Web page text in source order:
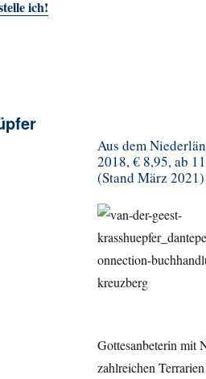
ich!
Aus dem
2018, € 8,95, ab 11
(Stand März 2021)
Gottesanbeterin mit
zahlreichen